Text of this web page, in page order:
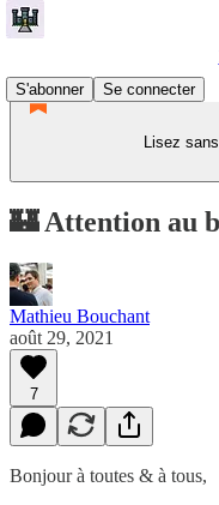
S'abonner
Se connecter
Lisez
🏰 Attention au
Mathieu Bouchant
août 29, 2021
7
Bonjour à toutes & à tous,